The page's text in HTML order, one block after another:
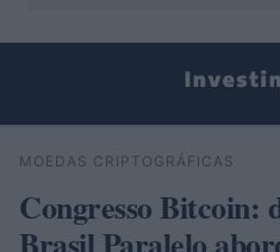
Buscar
MOEDAS CRIPTOGRÁFICAS
Congresso Bitcoin: